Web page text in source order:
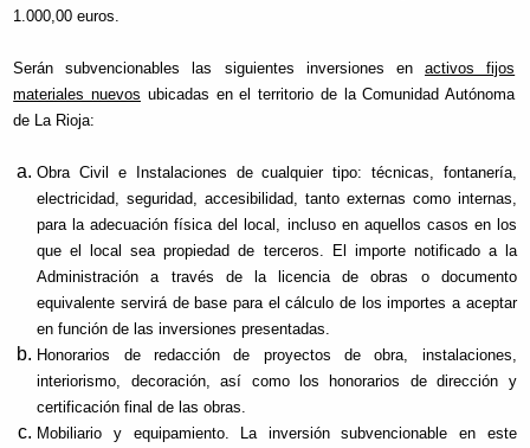
1.000,00 euros.
Serán subvencionables las siguientes inversiones enactivos fijos
materiales nuevos ubicadas en el territorio de la Comunidad Autónoma
de La Rioja:
Obra Civil e Instalaciones de cualquier tipo: técnicas, fontanería,
electricidad, seguridad, accesibilidad, tanto externas como internas,
para la adecuación física del local, incluso en aquellos casos en los
que el local sea propiedad de terceros. El importe notificado a la
Administración a través de la licencia de obras o documento
equivalente servirá de base para el cálculo de los importes a aceptar
en función de las inversiones presentadas.
Honorarios de redacción de proyectos de obra, instalaciones,
interiorismo, decoración, así como los honorarios de dirección y
certificación final de las obras.
Mobiliario y equipamiento. La inversión subvencionable en este